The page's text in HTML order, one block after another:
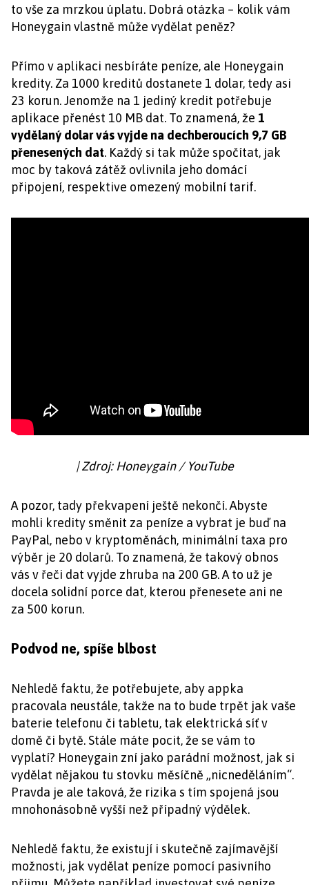
to vše za mrzkou úplatu. Dobrá otázka – kolik vám
Honeygain vlastně může vydělat peněz?
Přímo v aplikaci nesbíráte peníze, ale Honeygain
kredity. Za 1000 kreditů dostanete 1 dolar, tedy asi
23 korun. Jenomže na 1 jediný kredit potřebuje
aplikace přenést 10 MB dat. To znamená, že 1
vydělaný dolar vás vyjde na dechberoucích 9,7 GB
přenesených dat. Každý si tak může spočítat, jak
moc by taková zátěž ovlivnila jeho domácí
připojení, respektive omezený mobilní tarif.
| Zdroj: Honeygain / YouTube
A pozor, tady překvapení ještě nekončí. Abyste
mohli kredity směnit za peníze a vybrat je buď na
PayPal, nebo v kryptoměnách, minimální taxa pro
výběr je 20 dolarů. To znamená, že takový obnos
vás v řeči dat vyjde zhruba na 200 GB. A to už je
docela solidní porce dat, kterou přenesete ani ne
za 500 korun.
Podvod ne, spíše blbost
Nehledě faktu, že potřebujete, aby appka
pracovala neustále, takže na to bude trpět jak vaše
baterie telefonu či tabletu, tak elektrická síť v
domě či bytě. Stále máte pocit, že se vám to
vyplatí? Honeygain zní jako parádní možnost, jak si
vydělat nějakou tu stovku měsíčně „nicneděláním“.
Pravda je ale taková, že rizika s tím spojená jsou
mnohonásobně vyšší než případný výdělek.
Nehledě faktu, že existují i skutečně zajímavější
možnosti, jak vydělat peníze pomocí pasivního